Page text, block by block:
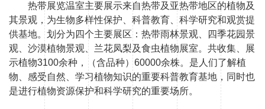
热带展览温室主要展示来自热带及亚热带地区的植物及
其景观，为生物多样性保护、科普教育、科学研究和观赏提
供基地。划分为四个主要展区：热带雨林景观、四季花园景
观、沙漠植物景观、兰花凤梨及食虫植物展室。共收集、展
示植物3100余种，（含品种）60000余株。是人们了解植
物、感受自然、学习植物知识的重要科普教育基地，同时也
是进行植物资源保护和科学研究的重要场所。